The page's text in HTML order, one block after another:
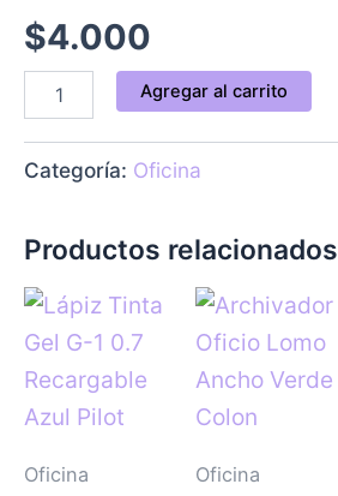
$4.000
Agregar al carrito
Categoría: Oficina
Productos relacionados
Oficina Oficina